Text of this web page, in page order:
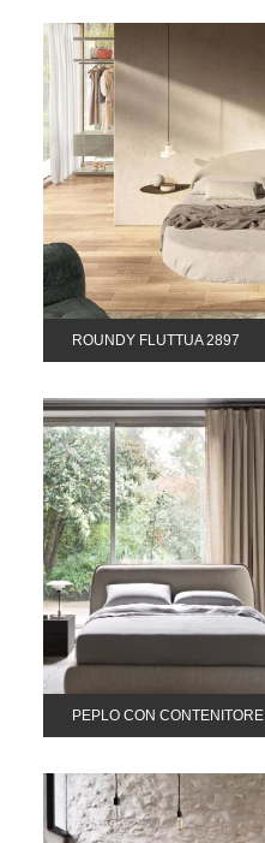
ROUNDY FLUTTUA 2897
PEPLO CON CONTENITORE